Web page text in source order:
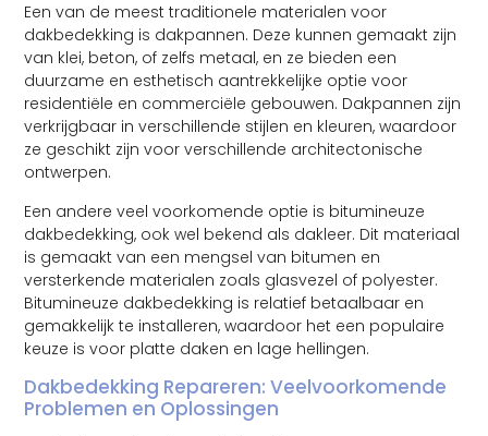
Een van de meest traditionele materialen voor
dakbedekking is dakpannen. Deze kunnen gemaakt zijn
van klei, beton, of zelfs metaal, en ze bieden een
duurzame en esthetisch aantrekkelijke optie voor
residentiële en commerciële gebouwen. Dakpannen zijn
verkrijgbaar in verschillende stijlen en kleuren, waardoor
ze geschikt zijn voor verschillende architectonische
ontwerpen.
Een andere veel voorkomende optie is bitumineuze
dakbedekking, ook wel bekend als dakleer. Dit materiaal
is gemaakt van een mengsel van bitumen en
versterkende materialen zoals glasvezel of polyester.
Bitumineuze dakbedekking is relatief betaalbaar en
gemakkelijk te installeren, waardoor het een populaire
keuze is voor platte daken en lage hellingen.
Dakbedekking Repareren: Veelvoorkomende
Problemen en Oplossingen